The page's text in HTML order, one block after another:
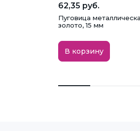
62,35 руб.
Пуговица
золото, 15 мм
В корзину